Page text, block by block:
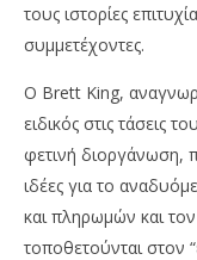
τους ιστορίες
συμμετέχοντες.
Ο Brett King,
ειδικός στις τάσεις
φετινή διοργάνωση,
ιδέες για το
και πληρωμών και
τοποθετούνται στον